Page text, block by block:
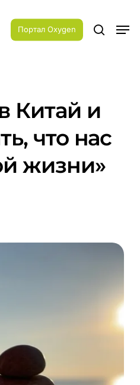
Портал Oxygen search
Китай и
что нас
жизни»